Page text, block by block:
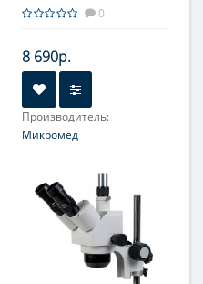
в кейсе
0
8 690р.
Производитель:
Микромед
Увеличение, крат:
Окуляр (ы):WF10x18
Фокусировка:Грубая